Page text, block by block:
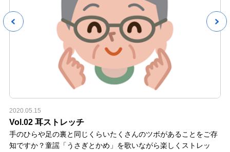
2020.05.15
Vol.02 耳ストレッチ
手のひらや足の裏と同じくらいたくさんのツボがあることをご存
知ですか？童謡「うさぎとかめ」を歌いながら楽しくストレッ